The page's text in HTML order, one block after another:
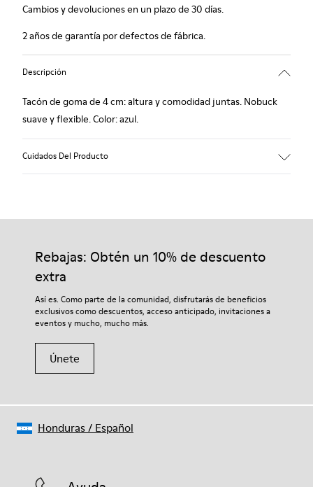
Cambios y devoluciones en un plazo de 30 días.
2 años de garantía por defectos de fábrica.
Descripción
Tacón de goma de 4 cm: altura y comodidad juntas. Nobuck
suave y flexible. Color: azul.
Cuidados Del Producto
Nuestros zapatos se han fabricado con materiales de primera
garantizará que duren más tiempo.
Si deseas obtener información detallada sobre cómo cuidar de
tu par, visita nuestraGuía para el cuidado del calzado.
Rebajas: Obtén un 10% de descuento
extra
Así es. Como parte de la comunidad, disfrutarás de beneficios
exclusivos como descuentos, acceso anticipado, invitaciones a
eventos y mucho, mucho más.
Únete
Honduras/ Español